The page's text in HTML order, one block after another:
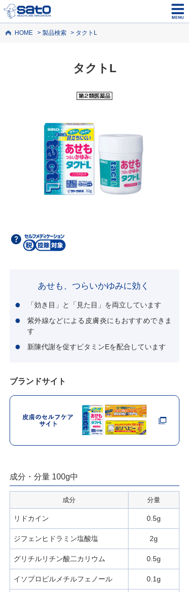
HOME 製品検索 タクトL
タクトL
あせも、つらいかゆみに効く
「効き目」と「見た目」を両立しています
紫外線などによる皮膚炎にもおすすめできま
す
新陳代謝を促すビタミンEを配合しています
ブランドサイト
成分・分量 100g中
成分 分量
リドカイン 0.5g
ジフェンヒドラミン塩酸塩 2g
グリチルリチン酸二カリウム 0.5g
イソプロピルメチルフェノール 0.1g